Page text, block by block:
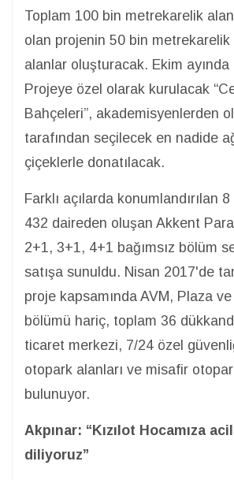
Toplam 100 bin metrekarelik
olan projenin 50 bin
alanlar oluşturacak. Ekim ayında
Projeye özel olarak kurulacak
Bahçeleri”, akademisyenlerden
tarafından seçilecek en nadide
çiçeklerle donatılacak.
Farklı açılarda konumlandırılan
432 daireden oluşan Akkent
2+1, 3+1, 4+1 bağımsız bölüm
satışa sunuldu. Nisan 2017'de
proje kapsamında AVM, Plaza
bölümü hariç, toplam 36
ticaret merkezi, 7/24 özel
otopark alanları ve misafir
bulunuyor.
Akpınar: “Kızılot Hocamıza
diliyoruz”